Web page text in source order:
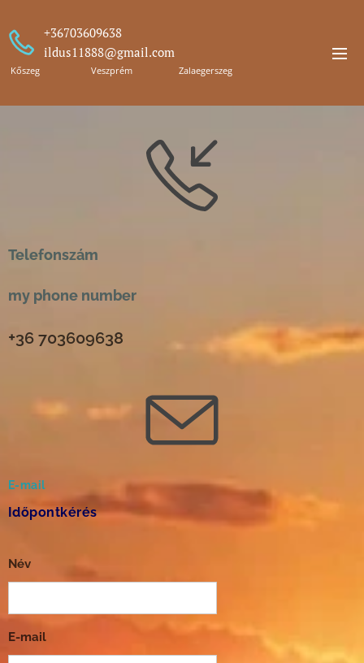
+36703609638
ildus11888@gmail.com
Kőszeg Veszprém Zalaegerszeg
Telefonszám
my phone number
+36 703609638
E-mail
Időpontkérés
Név
E-mail